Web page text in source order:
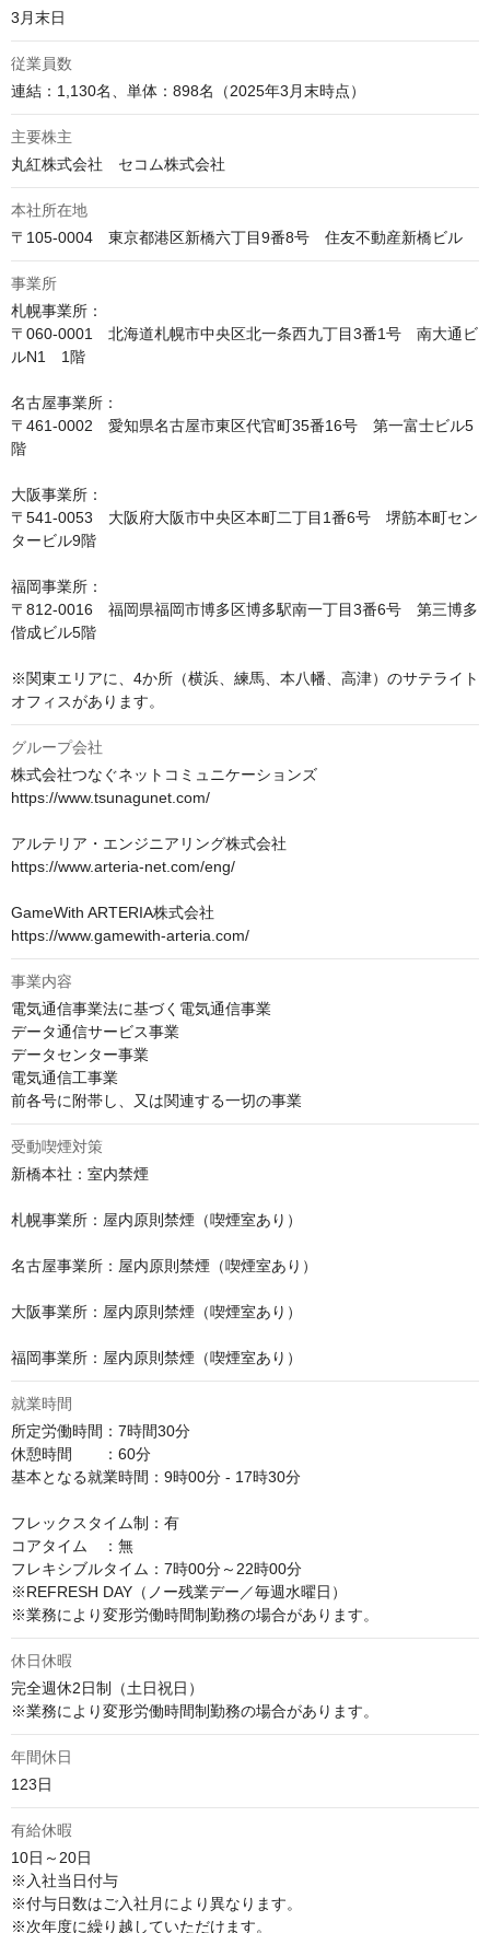
3月末日
従業員数
連結：1,130名、単体：898名（2025年3月末時点）
主要株主
丸紅株式会社　セコム株式会社
本社所在地
〒105-0004　東京都港区新橋六丁目9番8号　住友不動産新橋ビル
事業所
札幌事業所：
〒060-0001　北海道札幌市中央区北一条西九丁目3番1号　南大通ビ
ルN1　1階
名古屋事業所：
〒461-0002　愛知県名古屋市東区代官町35番16号　第一富士ビル5
階
大阪事業所：
〒541-0053　大阪府大阪市中央区本町二丁目1番6号　堺筋本町セン
タービル9階
福岡事業所：
〒812-0016　福岡県福岡市博多区博多駅南一丁目3番6号　第三博多
偕成ビル5階
※関東エリアに、4か所（横浜、練馬、本八幡、高津）のサテライト
オフィスがあります。
グループ会社
株式会社つなぐネットコミュニケーションズ
https://www.tsunagunet.com/
アルテリア・エンジニアリング株式会社
https://www.arteria-net.com/eng/
GameWith ARTERIA株式会社
https://www.gamewith-arteria.com/
事業内容
電気通信事業法に基づく電気通信事業
データ通信サービス事業
データセンター事業
電気通信工事業
前各号に附帯し、又は関連する一切の事業
受動喫煙対策
新橋本社：室内禁煙
札幌事業所：屋内原則禁煙（喫煙室あり）
名古屋事業所：屋内原則禁煙（喫煙室あり）
大阪事業所：屋内原則禁煙（喫煙室あり）
福岡事業所：屋内原則禁煙（喫煙室あり）
就業時間
所定労働時間：7時間30分
休憩時間　　：60分
基本となる就業時間：9時00分 - 17時30分
フレックスタイム制：有
コアタイム　：無
フレキシブルタイム：7時00分～22時00分
※REFRESH DAY（ノー残業デー／毎週水曜日）
※業務により変形労働時間制勤務の場合があります。
休日休暇
完全週休2日制（土日祝日）
※業務により変形労働時間制勤務の場合があります。
年間休日
123日
有給休暇
10日～20日
※入社当日付与
※付与日数はご入社月により異なります。
※次年度に繰り越していただけます。